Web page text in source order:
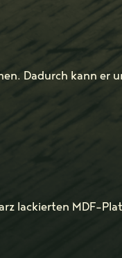
Dadurch kann er
lackierten MDF-